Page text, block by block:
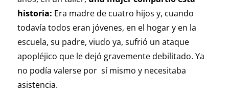
historia: Era madre de cuatro hijos y, cuando
todavía todos eran jóvenes, en el hogar y en la
escuela, su padre, viudo ya, sufrió un ataque
apopléjico que le dejó gravemente debilitado. Ya
no podía valerse por sí mismo y necesitaba
asistencia.